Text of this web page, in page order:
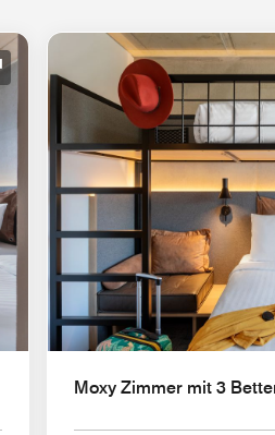
"Ausklappen"
Moxy Zimmer mit 3